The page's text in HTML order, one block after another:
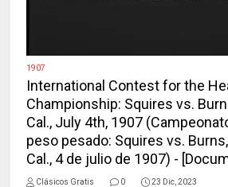
1907
International Contest for the
Championship: Squires vs.
Cal., July 4th, 1907
peso pesado: Squires vs.
Cal., 4 de julio de 1907) -
Clásicos Gratis 0 23 Dic, 2023